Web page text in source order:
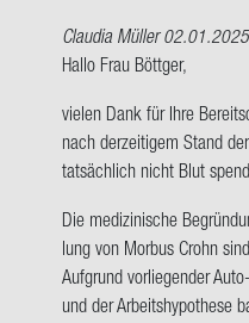
Claudia Müller
Ant­
auf
Hallo
zu­
sam­
men,
ich
habe…
Hallo Frau Bött­ger,
vie­len Dank für Ihre
nach der­zei­ti­gem Stand
tat­säch­lich nicht Blut
Die me­di­zi­ni­sche
lung von Mor­bus Crohn
Auf­grund vor­lie­gen­der
und der Ar­beits­hy­po­the­se